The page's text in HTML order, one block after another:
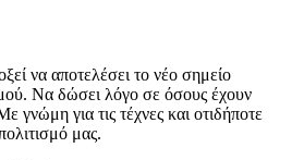
να αποτελέσει το νέο σημείο
Να δώσει λόγο σε όσους έχουν
για τις τέχνες και οτιδήποτε
μας.